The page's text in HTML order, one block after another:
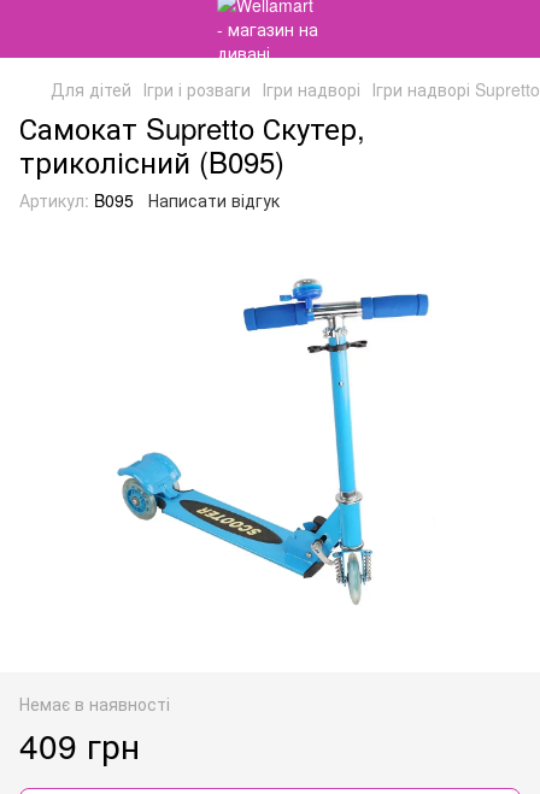
Для дітей Ігри і розваги Ігри надворі Ігри надворі Supretto
Самокат Supretto Скутер,
триколісний (B095)
Артикул: B095 Написати відгук
Немає в наявності
409 грн